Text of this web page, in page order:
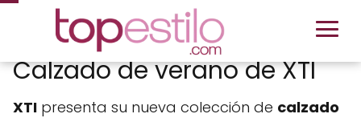
Calzado de verano de XTI
XTI presenta su nueva colección de calzado